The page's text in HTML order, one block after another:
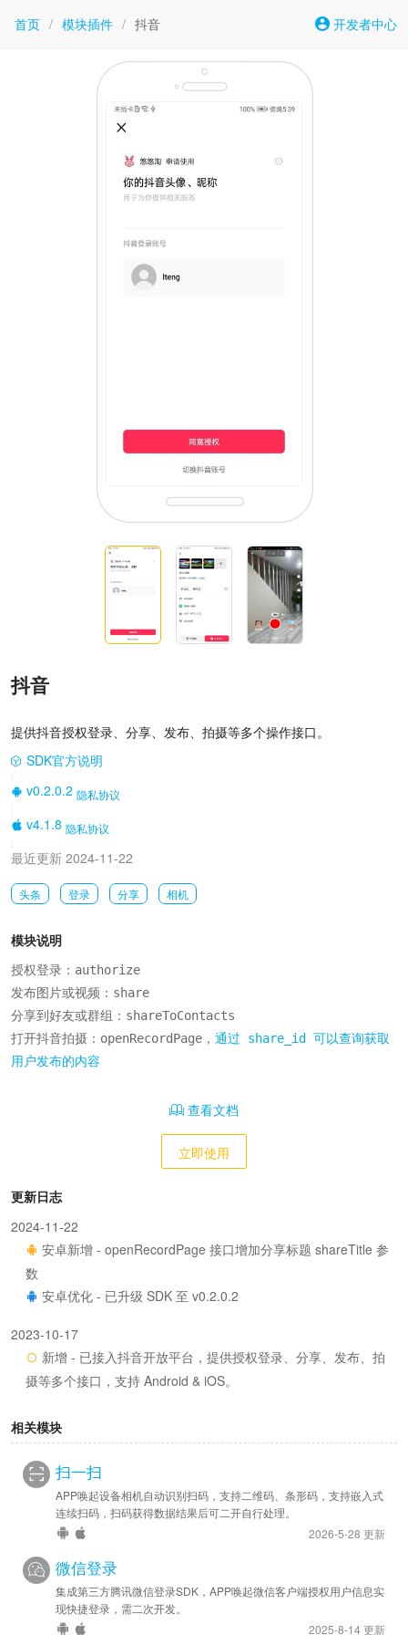
首页 / 模块插件 / 抖音 开发者中心
抖音
提供抖音授权登录、分享、发布、拍摄等多个操作接口。
SDK官方说明
v0.2.0.2 隐私协议
v4.1.8 隐私协议
最近更新 2024-11-22
头条 登录 分享 相机
模块说明
授权登录：authorize
发布图片或视频：share
分享到好友或群组：shareToContacts
打开抖音拍摄：openRecordPage， 通过 share_id 可以查询获取
用户发布的内容
查看文档
立即使用
更新日志
2024-11-22
安卓新增 - openRecordPage 接口增加分享标题 shareTitle 参
数
安卓优化 - 已升级 SDK 至 v0.2.0.2
2023-10-17
新增 - 已接入抖音开放平台，提供授权登录、分享、发布、拍
摄等多个接口，支持 Android & iOS。
相关模块
扫一扫
APP唤起设备相机自动识别扫码，支持二维码、条形码，支持嵌入式
连续扫码，扫码获得数据结果后可二开自行处理。
2026-5-28 更新
微信登录
集成第三方腾讯微信登录SDK，APP唤起微信客户端授权用户信息实
现快捷登录，需二次开发。
2025-8-14 更新